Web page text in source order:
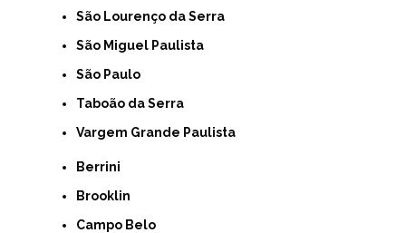
São Lourenço da Serra
São Miguel Paulista
São Paulo
Taboão da Serra
Vargem Grande Paulista
Berrini
Brooklin
Campo Belo